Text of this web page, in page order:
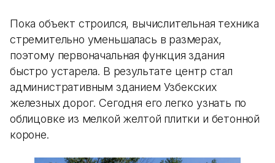
Пока объект строился, вычислительная техника
стремительно уменьшалась в размерах,
поэтому первоначальная функция здания
быстро устарела. В результате центр стал
административным зданием Узбекских
железных дорог. Сегодня его легко узнать по
облицовке из мелкой желтой плитки и бетонной
короне.